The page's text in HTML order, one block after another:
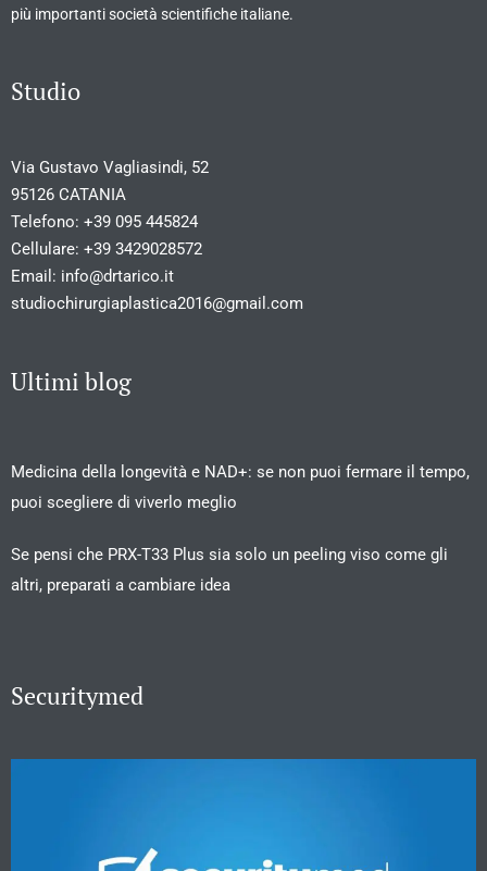
più importanti società scientifiche italiane.
Studio
Via Gustavo Vagliasindi, 52
95126 CATANIA
Telefono: +39 095 445824
Cellulare: +39 3429028572
Email: info@drtarico.it
studiochirurgiaplastica2016@gmail.com
Ultimi blog
Medicina della longevità e NAD+: se non puoi fermare il tempo,
puoi scegliere di viverlo meglio
Se pensi che PRX-T33 Plus sia solo un peeling viso come gli
altri, preparati a cambiare idea
Securitymed